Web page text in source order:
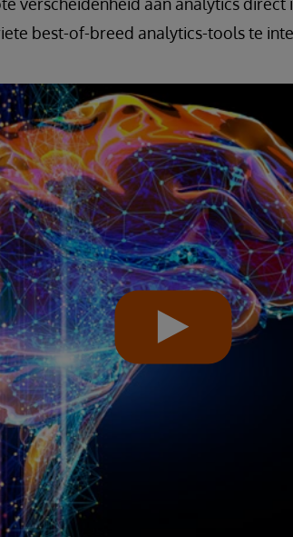
best-of-breed analytics-tools te